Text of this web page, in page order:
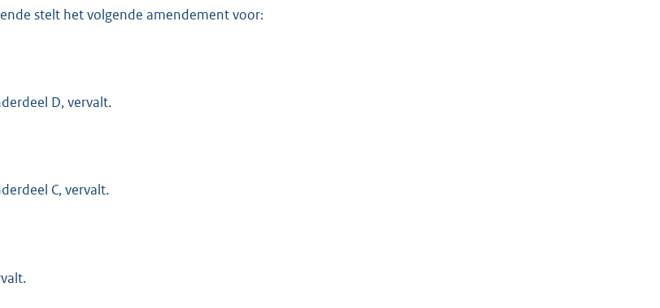
e
stelt het volgende amendement voor:
D, vervalt.
C, vervalt.